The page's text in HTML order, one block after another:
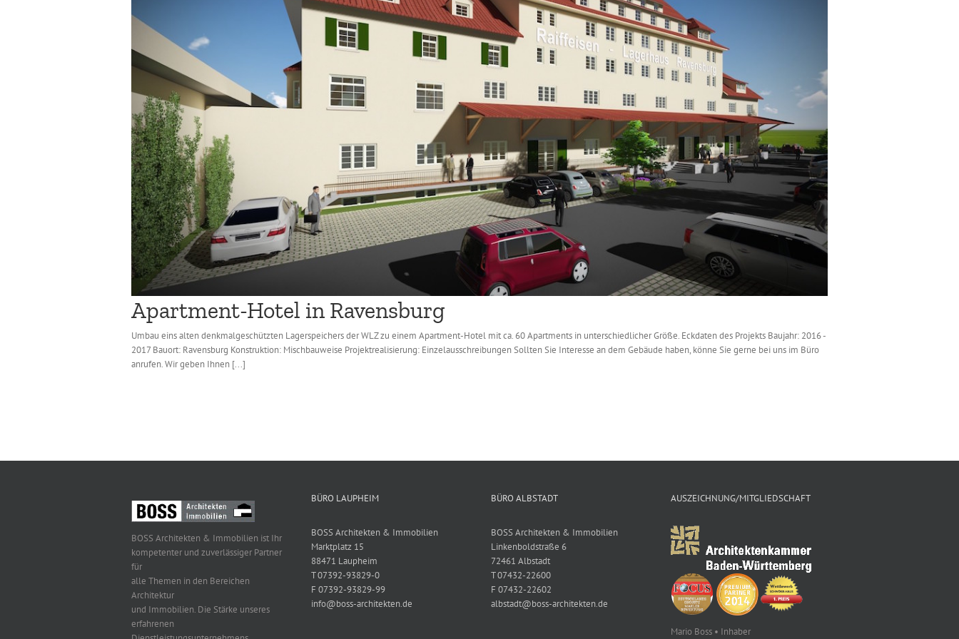
Apartment-Hotel in Ravensburg
Umbau eins alten denkmalgeschützten Lagerspeichers der WLZ zu einem Apartment-Hotel mit ca. 60 Apartments in unterschiedlicher Größe. Eckdaten des Projekts Baujahr: 2016 -
2017 Bauort: Ravensburg Konstruktion: Mischbauweise Projektrealisierung: Einzelausschreibungen Sollten Sie Interesse an dem Gebäude haben, könne Sie gerne bei uns im Büro
anrufen. Wir geben Ihnen [...]
BOSS Architekten & Immobilien ist Ihr
kompetenter und zuverlässiger Partner
für
alle Themen in den Bereichen
Architektur
und Immobilien. Die Stärke unseres
erfahrenen
BÜRO LAUPHEIM
BOSS Architekten & Immobilien
Marktplatz 15
88471 Laupheim
T 07392-93829-0
F 07392-93829-99
info@boss-architekten.de
BÜRO ALBSTADT
BOSS Architekten & Immobilien
Linkenboldstraße 6
72461 Albstadt
T 07432-22600
F 07432-22602
albstadt@boss-architekten.de
AUSZEICHNUNG/MITGLIEDSCHAFT
Mario Boss • Inhaber